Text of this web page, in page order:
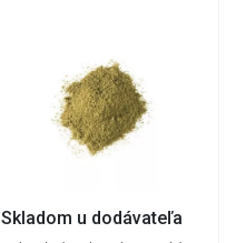
Skladom u dodávateľa